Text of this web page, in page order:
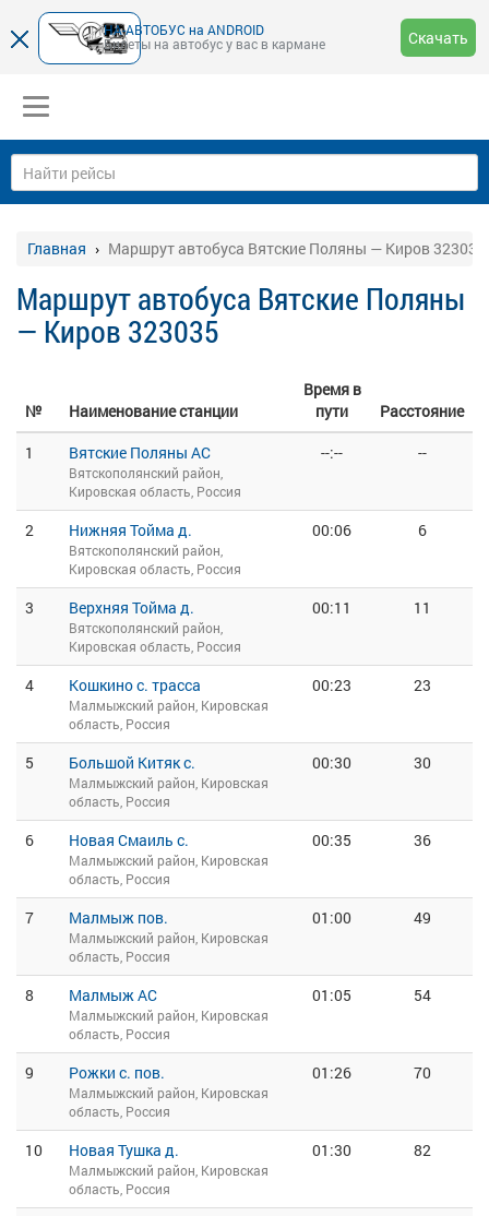
НА-АВТОБУС на ANDROID
Билеты на автобус у вас в кармане
Скачать
Главная Маршрут автобуса Вятские Поляны — Киров 323035
Маршрут автобуса Вятские Поляны
— Киров 323035
№ Наименование станции
Время в
пути
Расстояние
1
Вятские Поляны АС
Вятскополянский район,
Кировская область, Россия
--:-- --
2 Нижняя Тойма д.
Вятскополянский район,
Кировская область, Россия
00:06 6
3 Верхняя Тойма д.
Вятскополянский район,
Кировская область, Россия
00:11 11
4 Кошкино с. трасса
Малмыжский район, Кировская
область, Россия
00:23 23
5 Большой Китяк с.
Малмыжский район, Кировская
область, Россия
00:30 30
6 Новая Смаиль с.
Малмыжский район, Кировская
область, Россия
00:35 36
7 Малмыж пов.
Малмыжский район, Кировская
область, Россия
01:00 49
8 Малмыж АС
Малмыжский район, Кировская
область, Россия
01:05 54
9 Рожки с. пов.
Малмыжский район, Кировская
область, Россия
01:26 70
10 Новая Тушка д.
Малмыжский район, Кировская
область, Россия
01:30 82